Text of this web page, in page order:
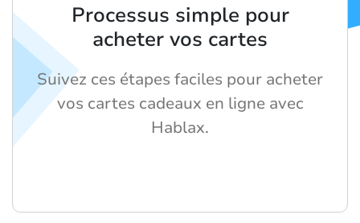
Processus simple pour
acheter vos cartes
Suivez ces étapes faciles pour acheter
vos cartes cadeaux en ligne avec
Hablax.